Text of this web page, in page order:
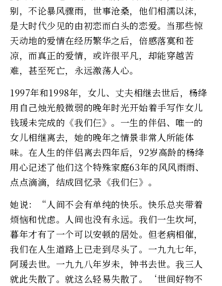
别，不论暴风骤雨，世事沧桑，他们相濡以沫，
是大时代少见的由初恋而白头的恋爱。当那些惊
天动地的爱情在经历繁华之后，倍感落寞和苍
凉，而真正的爱情，或许很平凡，却能穿越苦
难，甚至死亡，永远激荡人心。
1997年和1998年，女儿、丈夫相继去世后，杨绛
用自己烛光般微弱的晚年时光开始着手写作女儿
钱瑗未完成的《我们仨》。一生的伴侣、唯一的
女儿相继离去，她的晚年之情景非常人所能体
味。在人生的伴侣离去四年后，92岁高龄的杨绛
用心记述了他们这个特殊家庭63年的风风雨雨、
点点滴滴，结成回忆录《我们仨》。
她说：“人间不会有单纯的快乐。快乐总夹带着
烦恼和忧虑。人间也没有永远。我们一生坎坷，
暮年才有了一个可以安顿的居处。但老病相催，
我们在人生道路上已走到尽头了。一九九七年，
阿瑗去世。一九九八年岁未，钟书去世。我三人
就此失散了。就这么轻易失散了。‘世间好物不